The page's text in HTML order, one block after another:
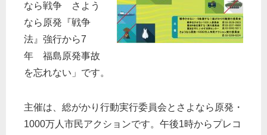
なら戦争 さよう
なら原発『戦争
法』強行から7
年 福島原発事故
を忘れない」です。
主催は、総がかり行動実行委員会とさよなら原発・
1000万人市民アクションです。午後1時からプレコ